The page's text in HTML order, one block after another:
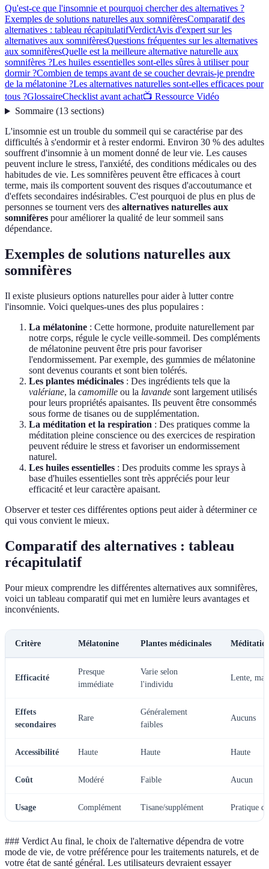
Qu'est-ce que l'insomnie et pourquoi chercher des alternatives ?
Exemples de solutions naturelles aux somnifèresComparatif des
alternatives : tableau récapitulatifVerdictAvis d'expert sur les
alternatives aux somnifèresQuestions fréquentes sur les alternatives
aux somnifèresQuelle est la meilleure alternative naturelle aux
somnifères ?Les huiles essentielles sont-elles sûres à utiliser pour
dormir ?Combien de temps avant de se coucher devrais-je prendre
de la mélatonine ?Les alternatives naturelles sont-elles efficaces pour
tous ?GlossaireChecklist avant achat📺 Ressource Vidéo
Sommaire(13 sections)
L'insomnie est un trouble du sommeil qui se caractérise par des
difficultés à s'endormir et à rester endormi. Environ 30 % des adultes
souffrent d'insomnie à un moment donné de leur vie. Les causes
peuvent inclure le stress, l'anxiété, des conditions médicales ou des
habitudes de vie. Les somnifères peuvent être efficaces à court
terme, mais ils comportent souvent des risques d'accoutumance et
d'effets secondaires indésirables. C'est pourquoi de plus en plus de
personnes se tournent vers des alternatives naturelles aux
somnifères pour améliorer la qualité de leur sommeil sans
dépendance.
Exemples de solutions naturelles aux
somnifères
Il existe plusieurs options naturelles pour aider à lutter contre
l'insomnie. Voici quelques-unes des plus populaires :
La mélatonine : Cette hormone, produite naturellement par
notre corps, régule le cycle veille-sommeil. Des compléments
de mélatonine peuvent être pris pour favoriser
l'endormissement. Par exemple, des gummies de mélatonine
sont devenus courants et sont bien tolérés.
Les plantes médicinales : Des ingrédients tels que la
valériane, la camomille ou la lavande sont largement utilisés
pour leurs propriétés apaisantes. Ils peuvent être consommés
sous forme de tisanes ou de supplémentation.
La méditation et la respiration : Des pratiques comme la
méditation pleine conscience ou des exercices de respiration
peuvent réduire le stress et favoriser un endormissement
naturel.
Les huiles essentielles : Des produits comme les sprays à
base d'huiles essentielles sont très appréciés pour leur
efficacité et leur caractère apaisant.
Observer et tester ces différentes options peut aider à déterminer ce
qui vous convient le mieux.
Comparatif des alternatives : tableau
récapitulatif
Pour mieux comprendre les différentes alternatives aux somnifères,
voici un tableau comparatif qui met en lumière leurs avantages et
inconvénients.
Critère Mélatonine Plantes médicinales
Efficacité
Presque
immédiate
Varie selon
l'individu
Lente,
Effets
secondaires
Rare
Généralement
faibles
Aucuns
Accessibilité Haute Haute Haute
Coût Modéré Faible Aucun
Usage Complément Tisane/supplément Pratique
### Verdict Au final, le choix de l'alternative dépendra de votre
mode de vie, de votre préférence pour les traitements naturels, et de
votre état de santé général. Les utilisateurs devraient essayer